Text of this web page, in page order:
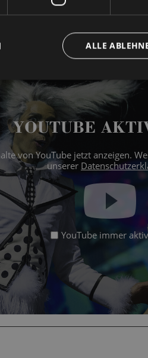
YOUTUBE
von YouTube jetzt anzeigen.
unserer
YouTube immer
ALLE